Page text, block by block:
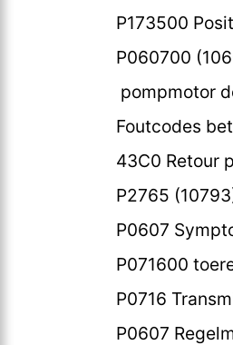
P173500
P060700
pompmotor
Foutcodes
43C0 Retour
P2765
P0607
P071600
P0716
P0607